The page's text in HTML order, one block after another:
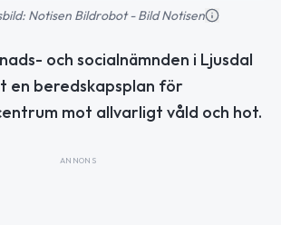
Notisen Bildrobot - Bild Notisen
och socialnämnden i Ljusdal
en beredskapsplan för
mot allvarligt våld och hot.
ANNONS